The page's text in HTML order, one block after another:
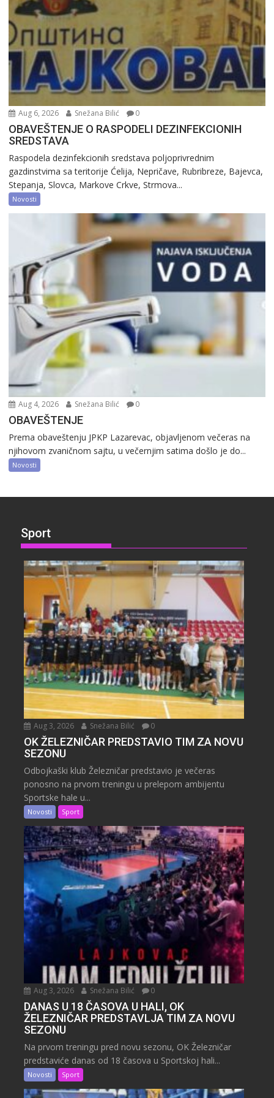
Aug 6, 2026 Snežana Bilić 0
OBAVEŠTENJE O RASPODELI DEZINFEKCIONIH
SREDSTAVA
Raspodela dezinfekcionih sredstava poljoprivrednim
gazdinstvima sa teritorije Ćelija, Nepričave, Rubribreze, Bajevca,
Stepanja, Slovca, Markove Crkve, Strmova...
Novosti
Aug 4, 2026 Snežana Bilić 0
OBAVEŠTENJE
Prema obaveštenju JPKP Lazarevac, objavljenom večeras na
njihovom zvaničnom sajtu, u večernjim satima došlo je do...
Novosti
Sport
Aug 3, 2026 Snežana Bilić 0
OK ŽELEZNIČAR PREDSTAVIO TIM ZA NOVU
SEZONU
Odbojkaški klub Železničar predstavio je večeras
ponosno na prvom treningu u prelepom ambijentu
Sportske hale u...
Novosti Sport
Aug 3, 2026 Snežana Bilić 0
DANAS U 18 ČASOVA U HALI, OK
ŽELEZNIČAR PREDSTAVLJA TIM ZA NOVU
SEZONU
Na prvom treningu pred novu sezonu, OK Železničar
predstaviće danas od 18 časova u Sportskoj hali...
Novosti Sport